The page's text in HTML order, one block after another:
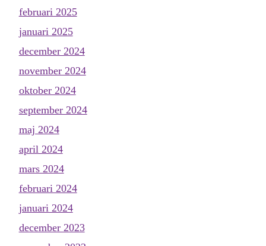
februari 2025
januari 2025
december 2024
november 2024
oktober 2024
september 2024
maj 2024
april 2024
mars 2024
februari 2024
januari 2024
december 2023